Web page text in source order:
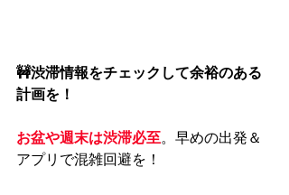
🚧渋滞情報をチェックして余裕のある
計画を！
お盆や週末は渋滞必至。早めの出発＆
アプリで混雑回避を！